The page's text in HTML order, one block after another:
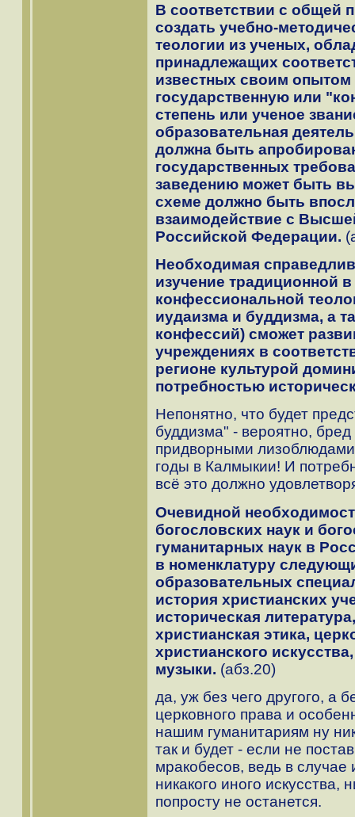
В соответствии с общей
создать учебно-
теологии из ученых,
принадлежащих
известных своим
государственную или
степень или ученое
образовательная
должна быть
государственных
заведению может быть
схеме должно быть
взаимодействие с
Российской Федерации.
Необходимая
изучение традиционной
конфессиональной
иудаизма и буддизма, а
конфессий) сможет
учреждениях в
регионе культурой
потребностью
Непонятно, что будет
буддизма" - вероятно,
придворными
годы в Калмыкии! И
всё это должно
Очевидной
богословских наук и
гуманитарных наук в
в номенклатуру
образовательных
история христианских
историческая
христианская этика,
христианского
музыки. (абз.20)
да, уж без чего другого, а
церковного права и
нашим гуманитариям ну
так и будет - если не
мракобесов, ведь в
никакого иного искусства,
попросту не останется.